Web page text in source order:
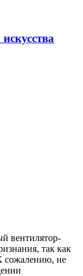
вентилятор-
так как
сожалению, не